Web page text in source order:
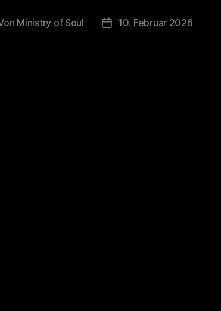
Ministry of Soul Veröffentlichungsdatum
10. Februar 2026